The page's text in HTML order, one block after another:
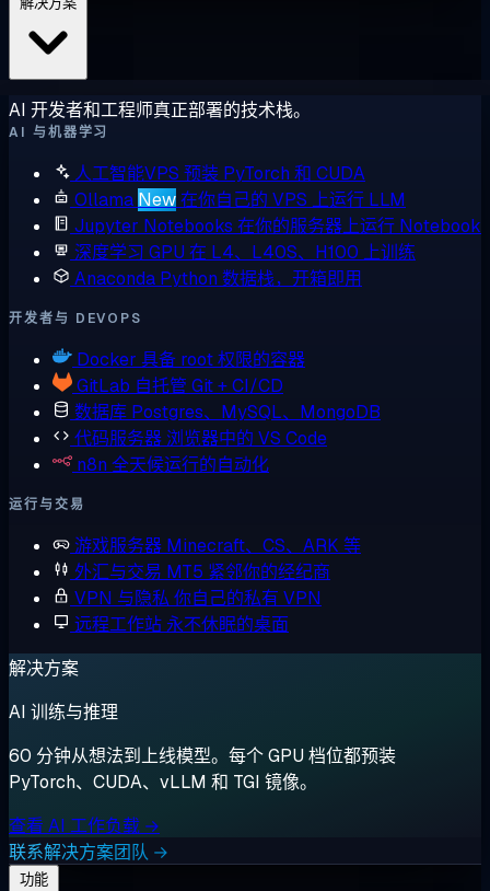
AI 开发者和工程师真正部署的技术栈。
AI 与机器学习
人工智能VPS 预装 PyTorch 和 CUDA
Ollama New在你自己的 VPS 上运行 LLM
Jupyter Notebooks 在你的服务器上运行 Notebook
深度学习 GPU 在 L4、L40S、H100 上训练
Anaconda Python 数据栈，开箱即用
开发者与 DEVOPS
Docker 具备 root 权限的容器
GitLab 自托管 Git + CI/CD
数据库 Postgres、MySQL、MongoDB
代码服务器 浏览器中的 VS Code
n8n 全天候运行的自动化
运行与交易
游戏服务器 Minecraft、CS、ARK 等
外汇与交易 MT5 紧邻你的经纪商
VPN 与隐私 你自己的私有 VPN
远程工作站 永不休眠的桌面
解决方案
AI 训练与推理
60 分钟从想法到上线模型。每个 GPU 档位都预装
PyTorch、CUDA、vLLM 和 TGI 镜像。
查看 AI 工作负载 →
联系解决方案团队 →